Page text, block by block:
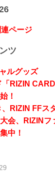
ページ
ツ
ルグッズ
RIZIN
！
RIZIN FFス
会、RIZINフ
中！